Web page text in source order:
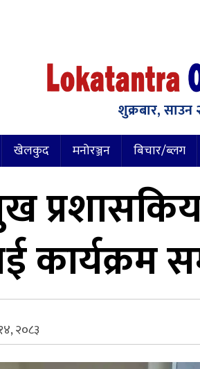
शुक्रबार, साउन
खेलकुद मनोरञ्जन बिचार/ब्लग
कार्यक्रम
२०८३